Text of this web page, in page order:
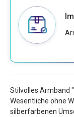
Stilvolles Armband
Wesentliche ohne
silberfarbenen